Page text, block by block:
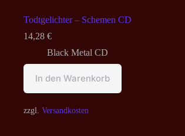
Todtgelichter – Schemen CD
14,28 €
Black Metal CD
In den Warenkorb
zzgl. Versandkosten